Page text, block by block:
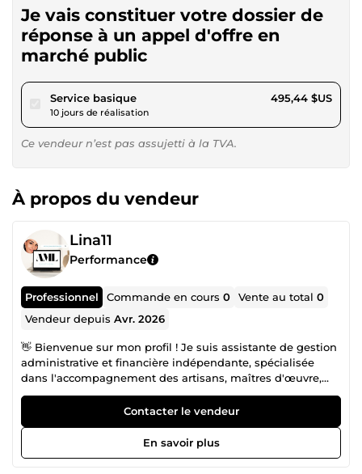
Je vais constituer votre dossier de
réponse à un appel d'offre en
marché public
Service basiquepour 456,62 $US
10 jours de réalisation
495,44 $US
Ce vendeur n’est pas assujetti à la TVA.
À propos du vendeur
Lina11
Performance
Professionnel Commande en cours0 Vente au total0
Vendeur depuisAvr. 2026
👋 Bienvenue sur mon profil ! Je suis assistante de gestion
administrative et financière indépendante, spécialisée
dans l'accompagnement des artisans, maîtres d'œuvre,
architectes et TPE au quotidien. Depuis plusieurs années,
j'aide des professionnels à gagner du temps sur leur
gestion administrative, à ne rater aucune opportunité de
marché, et à avoir des documents impeccables, sans
stress. 🎯 Ce que je peux faire pour vous : Réponses aux
Contacter le vendeur
En savoir plus